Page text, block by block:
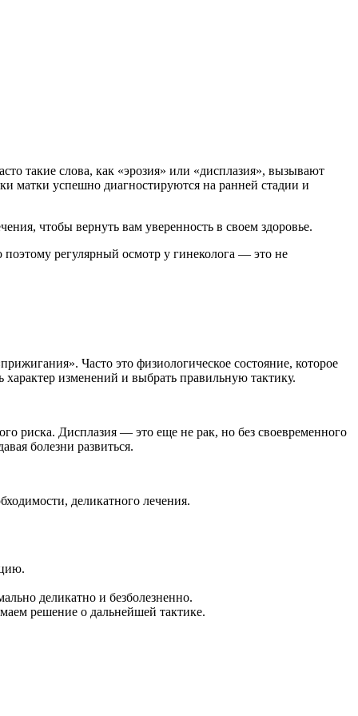
такие слова, как «эрозия» или «дисплазия», вызывают
матки успешно диагностируются на ранней стадии и
чтобы вернуть вам уверенность в своем здоровье.
регулярный осмотр у гинеколога — это не
Часто это физиологическое состояние, которое
изменений и выбрать правильную тактику.
риска. Дисплазия — это еще не рак, но без своевременного
болезни развиться.
деликатного лечения.
деликатно и безболезненно.
решение о дальнейшей тактике.